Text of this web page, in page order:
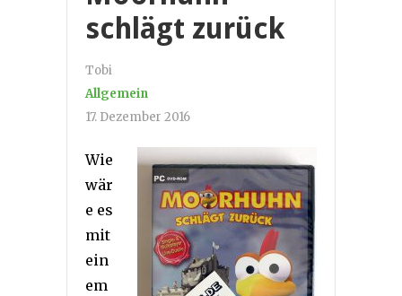
schlägt zurück
Tobi
Allgemein
17. Dezember 2016
Wie
wär
e es
mit
ein
em